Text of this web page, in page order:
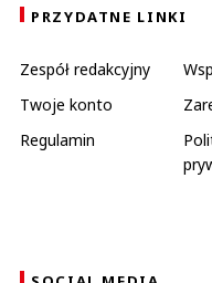
PRZYDATNE LINKI
Zespół redakcyjny
Twoje konto
Regulamin